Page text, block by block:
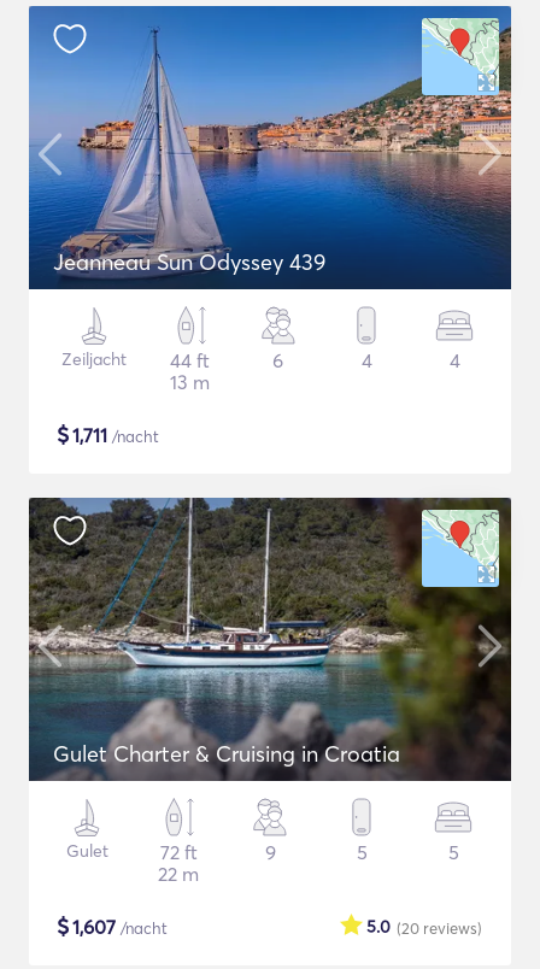
Jeanneau Sun Odyssey 439
Zeiljacht
44 ft
13 m
6 4 4
$1,711 /nacht
Gulet Charter & Cruising in Croatia
Gulet
72 ft
22 m
9 5 5
$1,607 /nacht (20 reviews)
5.0